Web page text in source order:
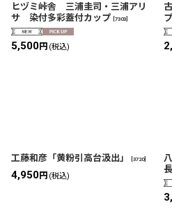
ヒヅミ峠舎 三浦圭司・三浦アリ
サ 染付多彩蓋付カップ
7303
5,500円 (税込)
プ
工藤和彦「黄粉引高台汲出」 3720]
4,950円 (税込)
長